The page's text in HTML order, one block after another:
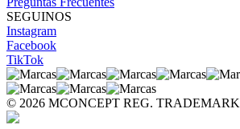
SEGUINOS
Instagram
Facebook
TikTok
© 2026 MCONCEPT REG. TRADEMARK